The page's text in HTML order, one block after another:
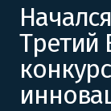
Третий